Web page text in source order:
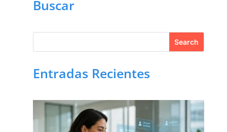
Buscar
Entradas Recientes